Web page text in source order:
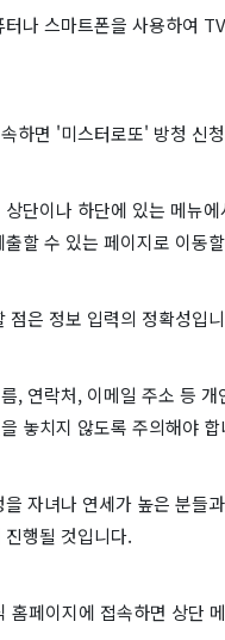
터나 스마트폰을 사용하여
하면 '미스터로또' 방청 신
단이나 하단에 있는 메뉴
출할 수 있는 페이지로 이동
점은 정보 입력의 정확성입
, 연락처, 이메일 주소 등
놓치지 않도록 주의해야 합
을 자녀나 연세가 높은 분들
행될 것입니다.
홈페이지에 접속하면 상단